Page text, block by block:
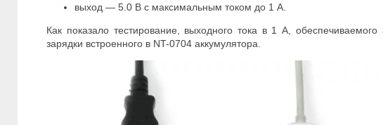
выход — 5.0 В с максимальным током до 1 А.
Как показало тестирование, выходного тока в 1 А,
зарядки встроенного в NT-0704 аккумулятора.